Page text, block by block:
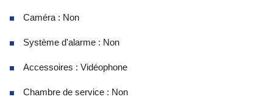
Caméra : Non
Système d'alarme : Non
Accessoires : Vidéophone
Chambre de service : Non